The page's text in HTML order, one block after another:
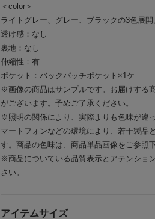
＜color＞
ライトグレー、グレー、ブラックの3色展開
透け感：なし
裏地：なし
伸縮性：有
ポケット：バックパッチポケット×1ケ
※画像の商品はサンプルです。お届けする
がございます。予めご了承ください。
※照明の関係により、実際よりも色味が違
マートフォンなどの環境により、若干製品
す。商品の色味は、商品単品画像をご参照下
※商品についている品質表示とアテンショ
さい。
アイテムサイズ